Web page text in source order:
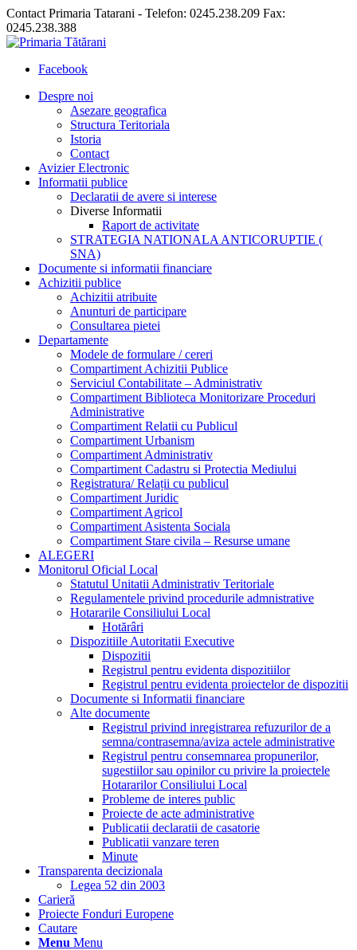
Contact Primaria Tatarani - Telefon: 0245.238.209 Fax:
0245.238.388
Facebook
Despre noi
Asezare geografica
Structura Teritoriala
Istoria
Contact
Avizier Electronic
Informatii publice
Declaratii de avere si interese
Diverse Informatii
Raport de activitate
STRATEGIA NATIONALA ANTICORUPTIE (
SNA)
Documente si informatii financiare
Achizitii publice
Achizitii atribuite
Anunturi de participare
Consultarea pietei
Departamente
Modele de formulare / cereri
Compartiment Achizitii Publice
Serviciul Contabilitate – Administrativ
Compartiment Biblioteca Monitorizare Proceduri
Administrative
Compartiment Relatii cu Publicul
Compartiment Urbanism
Compartiment Administrativ
Compartiment Cadastru si Protectia Mediului
Registratura/ Relații cu publicul
Compartiment Juridic
Compartiment Agricol
Compartiment Asistenta Sociala
Compartiment Stare civila – Resurse umane
ALEGERI
Monitorul Oficial Local
Statutul Unitatii Administrativ Teritoriale
Regulamentele privind procedurile admnistrative
Hotararile Consiliului Local
Hotărâri
Dispozitiile Autoritatii Executive
Dispozitii
Registrul pentru evidenta dispozitiilor
Registrul pentru evidenta proiectelor de dispozitii
Documente si Informatii financiare
Alte documente
Registrul privind inregistrarea refuzurilor de a
semna/contrasemna/aviza actele administrative
Registrul pentru consemnarea propunerilor,
sugestiilor sau opinilor cu privire la proiectele
Hotararilor Consiliului Local
Probleme de interes public
Proiecte de acte administrative
Publicatii declaratii de casatorie
Publicatii vanzare teren
Minute
Transparenta decizionala
Legea 52 din 2003
Carieră
Proiecte Fonduri Europene
Cautare
Menu Menu